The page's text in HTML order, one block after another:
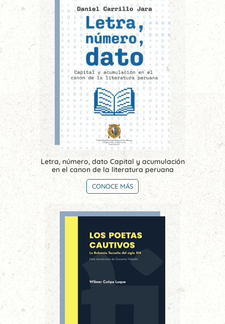
Letra, número, dato Capital y acumulación
en el canon de la literatura peruana
CONOCE MÁS